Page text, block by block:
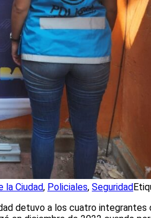
la Ciudad, Policiales, Seguridad
detuvo a los cuatro